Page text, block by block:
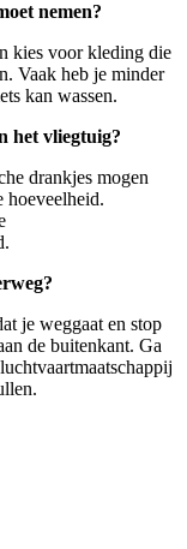
nemen?
kies voor kleding die
Vaak heb je minder
kan wassen.
het vliegtuig?
drankjes mogen
hoeveelheid.
je weggaat en stop
de buitenkant. Ga